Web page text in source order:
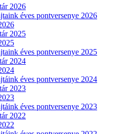
2026
éves pontversenye 2026
2025
éves pontversenye 2025
2024
éves pontversenye 2024
2023
éves pontversenye 2023
2022